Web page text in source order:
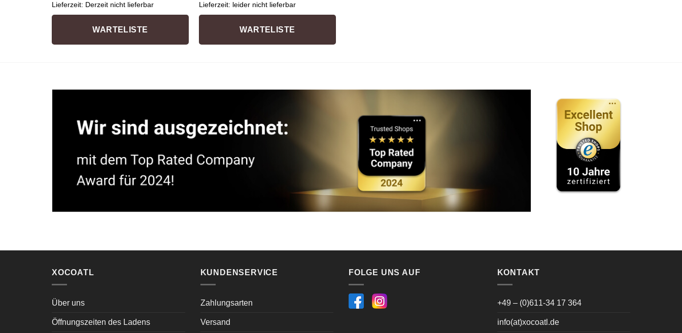
Lieferzeit: Derzeit nicht lieferbar
WARTELISTE
Lieferzeit: leider nicht lieferbar
WARTELISTE
XOCOATL
Über uns
Öffnungszeiten des Ladens
KUNDENSERVICE
Zahlungsarten
Versand
FOLGE UNS AUF KONTAKT
+49 – (0)611-34 17 364
info(at)xocoatl.de